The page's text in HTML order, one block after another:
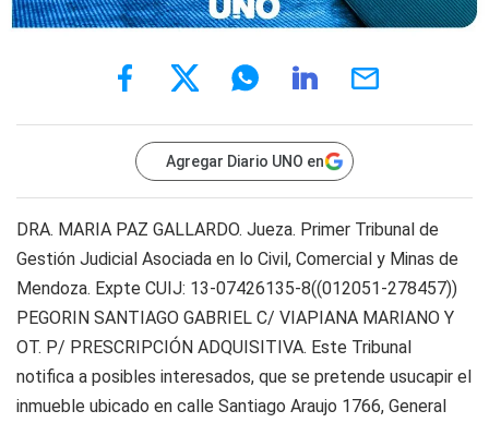
Agregar Diario UNO en
DRA. MARIA PAZ GALLARDO. Jueza. Primer Tribunal de
Gestión Judicial Asociada en lo Civil, Comercial y Minas de
Mendoza. Expte CUIJ: 13-07426135-8((012051-278457))
PEGORIN SANTIAGO GABRIEL C/ VIAPIANA MARIANO Y
OT. P/ PRESCRIPCIÓN ADQUISITIVA. Este Tribunal
notifica a posibles interesados, que se pretende usucapir el
inmueble ubicado en calle Santiago Araujo 1766, General